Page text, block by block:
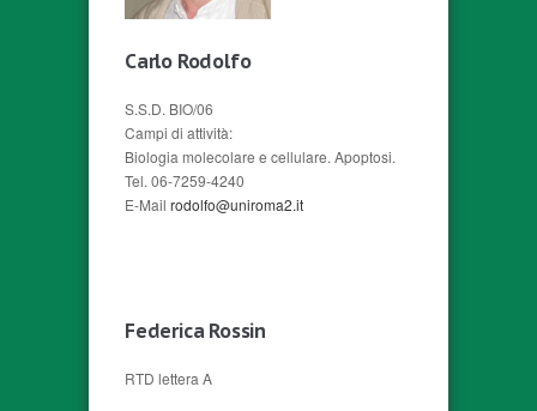
Carlo Rodolfo
S.S.D. BIO/06
Campi di attività:
Biologia molecolare e cellulare. Apoptosi.
Tel. 06-7259-4240
E-Mail rodolfo@uniroma2.it
Federica Rossin
RTD lettera A